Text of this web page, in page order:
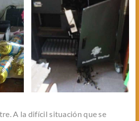
A la difícil situación que se